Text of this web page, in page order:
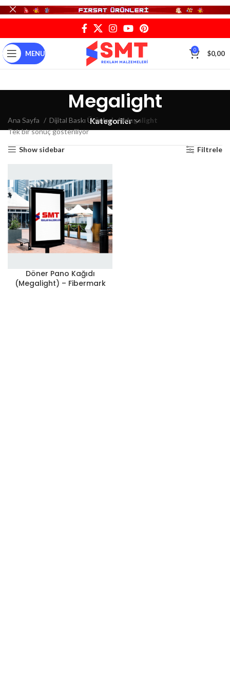
MENU 0 $0,00
Megalight
Kategoriler
Ana Sayfa Dijital Baskı Ürünleri
Megalight
Tek bir sonuç gösteriliyor
Show sidebar Filtrele
Döner Pano Kağıdı
(Megalight) – Fibermark